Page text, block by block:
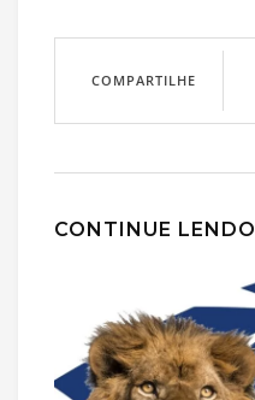
COMPARTILHE
CONTINUE LENDO